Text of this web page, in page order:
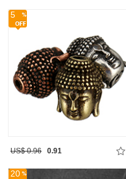
5
US$ 0.96 0.91
20